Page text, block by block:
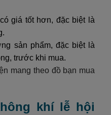
giá tốt hơn, đặc biệt là
sản phẩm, đặc biệt là
trước khi mua.
mang theo đồ bạn mua
khí lễ hội